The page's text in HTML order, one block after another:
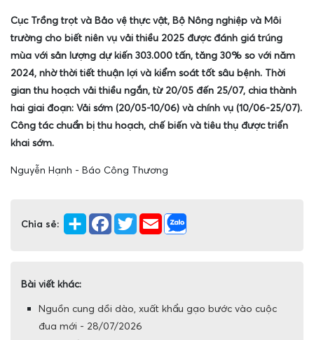
Cục Trồng trọt và Bảo vệ thực vật, Bộ Nông nghiệp và Môi
trường cho biết niên vụ vải thiều 2025 được đánh giá trúng
mùa với sản lượng dự kiến 303.000 tấn, tăng 30% so với năm
2024, nhờ thời tiết thuận lợi và kiểm soát tốt sâu bệnh. Thời
gian thu hoạch vải thiều ngắn, từ 20/05 đến 25/07, chia thành
hai giai đoạn: Vải sớm (20/05-10/06) và chính vụ (10/06-25/07).
Công tác chuẩn bị thu hoạch, chế biến và tiêu thụ được triển
khai sớm.
Nguyễn Hạnh - Báo Công Thương
Chia sẻ:
Bài viết khác:
Nguồn cung dồi dào, xuất khẩu gạo bước vào cuộc
đua mới - 28/07/2026